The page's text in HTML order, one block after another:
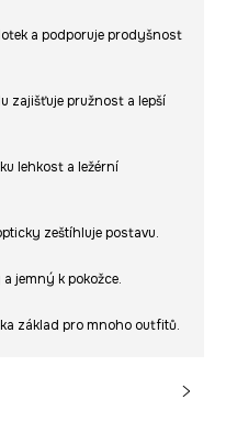
a podporuje prodyšnost
zajišťuje pružnost a lepší
lehkost a ležérní
zeštíhluje postavu.
a jemný k pokožce.
základ pro mnoho outfitů.